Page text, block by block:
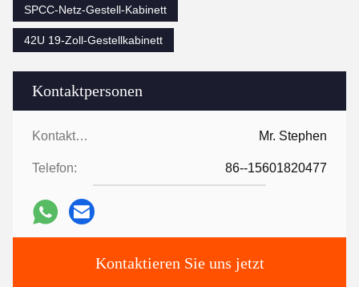
Kontaktpersonen
Kontaktpersonen: Mr. Stephen
Telefon: 86--15601820477
Kontaktieren Sie uns jetzt
SPCC-Netz-Gestell-Kabinett
42U 19-Zoll-Gestellkabinett